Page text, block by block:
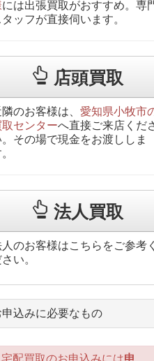
には出張買取がおすすめ。専
タッフが直接伺います。
店頭買取
のお客様は、 愛知県小牧市
取センターへ直接ご来店くだ
。その場で現金をお渡ししま
法人買取
のお客様はこちらをご参考く
い。
申込みに必要なもの